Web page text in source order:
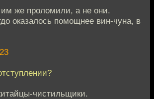
же проломили, а не они.
оказалось помощнее вин-чуна, в
чистильщики.